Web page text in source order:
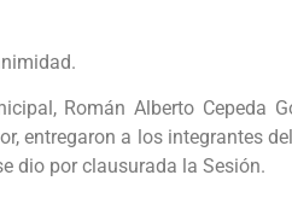
Román Alberto Cepeda
entregaron a los integrantes
dio por clausurada la Sesión.